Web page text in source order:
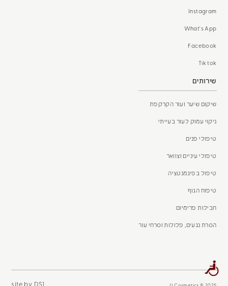
שירותים
שיקום שיער ועור הקרקפת
ניקוי עמוק לעור בעייתי
טיפולי פנים
טיפולי עיניים וצוואר
טיפול בפיגמנטציה
טיפוח הגוף
חבילות פרימיום
הסרת נגעים, פלולות וסרחי עור
Instagram
What's App
Facebook
Tik tok
site by DS1